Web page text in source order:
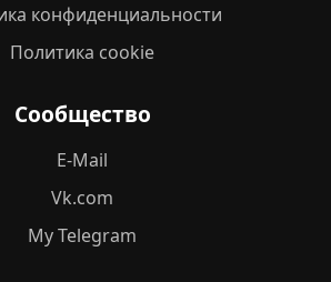
конфиденциальности
Политика cookie
Сообщество
E-Mail
Vk.com
My Telegram